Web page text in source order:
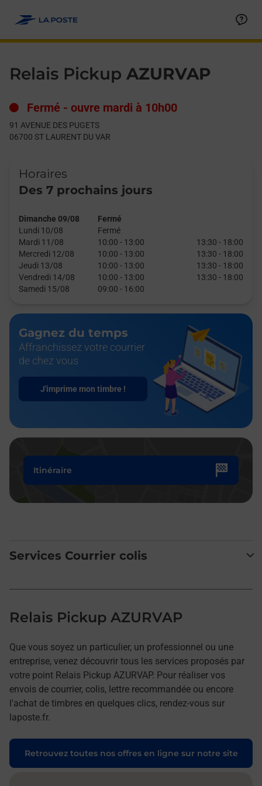
Relais Pickup AZURVAP
Fermé - ouvre mardi à 10h00
91 AVENUE DES PUGETS
06700 ST LAURENT DU VAR
Horaires
Des 7 prochains jours
Dimanche 09/08
Fermé
Lundi 10/08
Fermé
Mardi 11/08
10:00 - 13:00 13:30 - 18:00
Mercredi 12/08
10:00 - 13:00 13:30 - 18:00
Jeudi 13/08
10:00 - 13:00 13:30 - 18:00
Vendredi 14/08
10:00 - 13:00 13:30 - 18:00
Samedi 15/08
09:00 - 16:00
Gagnez du temps
Affranchissez votre courrier
de chez vous
J'imprime mon timbre !
Itinéraire
Services Courrier colis
Relais Pickup AZURVAP
Que vous soyez un particulier, un professionnel ou une
entreprise, venez découvrir tous les services proposés par
votre point Relais Pickup AZURVAP. Pour réaliser vos
envois de courrier, colis, lettre recommandée ou encore
l'achat de timbres en quelques clics, rendez-vous sur
laposte.fr.
Retrouvez toutes nos offres en ligne sur notre site